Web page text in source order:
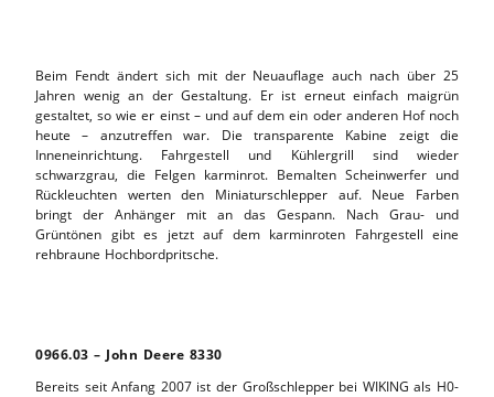
Beim Fendt ändert sich mit der Neuauflage auch nach über 25
Jahren wenig an der Gestaltung. Er ist erneut einfach maigrün
gestaltet, so wie er einst – und auf dem ein oder anderen Hof noch
heute – anzutreffen war. Die transparente Kabine zeigt die
Inneneinrichtung. Fahrgestell und Kühlergrill sind wieder
schwarzgrau, die Felgen karminrot. Bemalten Scheinwerfer und
Rückleuchten werten den Miniaturschlepper auf. Neue Farben
bringt der Anhänger mit an das Gespann. Nach Grau- und
Grüntönen gibt es jetzt auf dem karminroten Fahrgestell eine
rehbraune Hochbordpritsche.
0966.03 – John Deere 8330
Bereits seit Anfang 2007 ist der Großschlepper bei WIKING als H0-